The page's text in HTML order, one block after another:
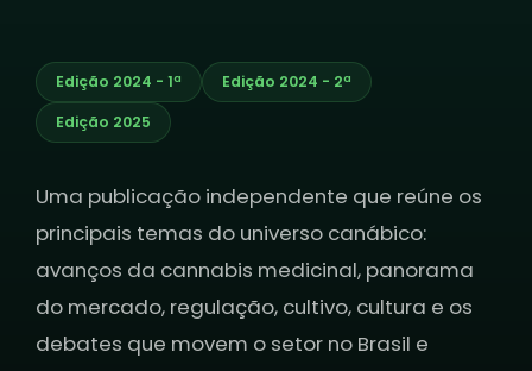
Edição 2024 - 1ª
Edição 2024 - 2ª
Edição 2025
Uma publicação independente que reúne os
principais temas do universo canábico:
avanços da cannabis medicinal, panorama
do mercado, regulação, cultivo, cultura e os
debates que movem o setor no Brasil e